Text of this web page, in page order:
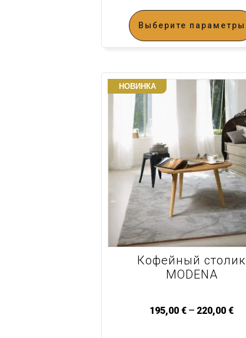
Выберите параметры
НОВИНКА
Кофейный столик
MODENA
195,00€ – 220,00€